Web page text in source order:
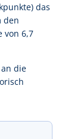
das
den
von 6,7
die